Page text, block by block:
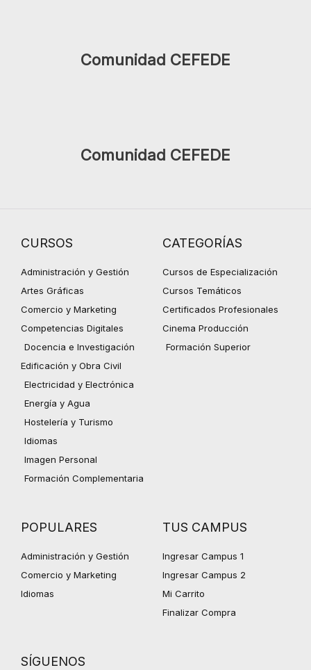
Comunidad CEFEDE
Comunidad CEFEDE
CURSOS
Administración y Gestión
Artes Gráficas
Comercio y Marketing
Competencias Digitales
Docencia e Investigación
Edificación y Obra Civil
Electricidad y Electrónica
Energía y Agua
Hostelería y Turismo
Idiomas
Imagen Personal
Formación Complementaria
CATEGORÍAS
Cursos de Especialización
Cursos Temáticos
Certificados Profesionales
Cinema Producción
Formación Superior
POPULARES
Administración y Gestión
Comercio y Marketing
Idiomas
TUS CAMPUS
Ingresar Campus 1
Ingresar Campus 2
Mi Carrito
Finalizar Compra
SÍGUENOS